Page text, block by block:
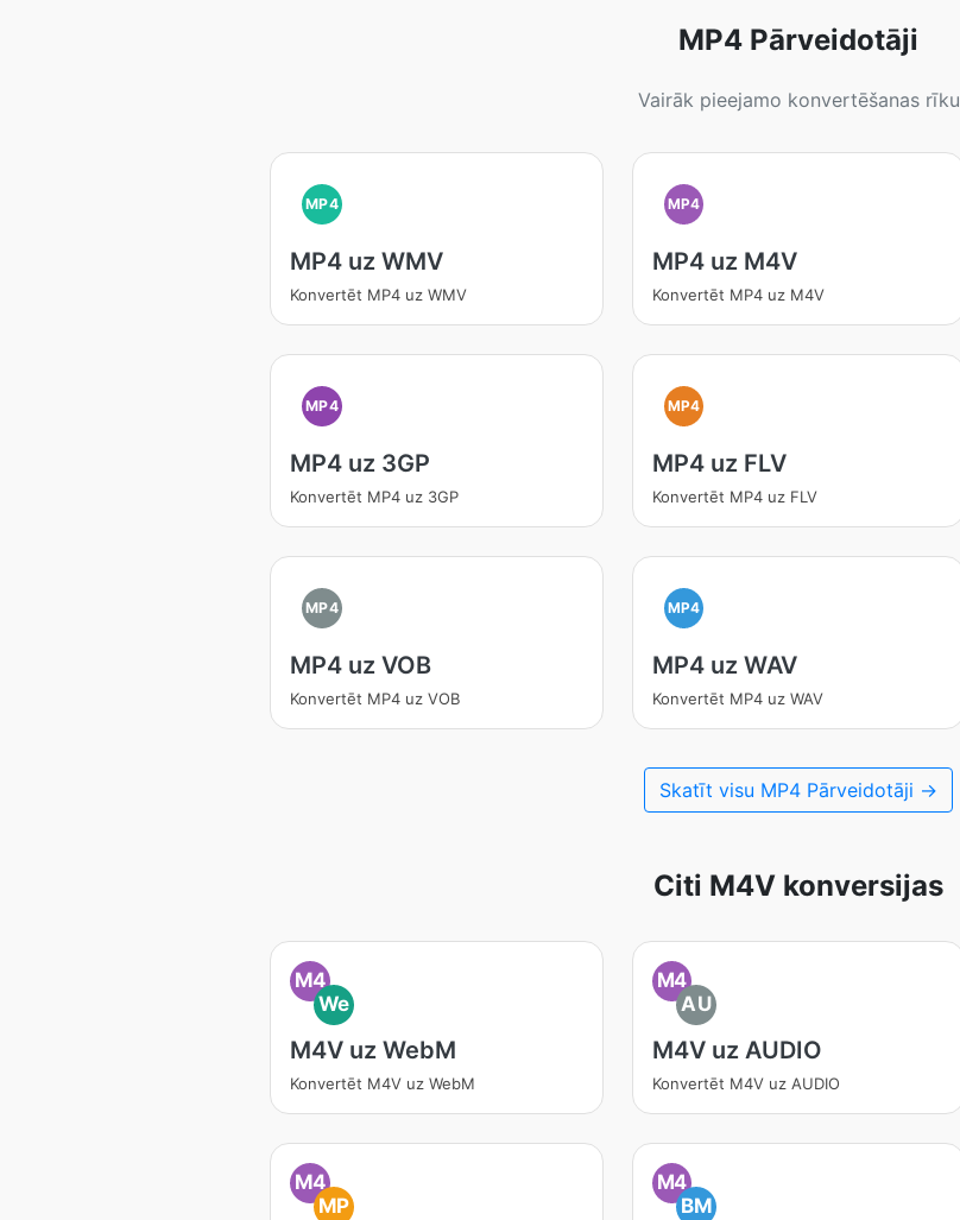
MP4 Pārveidotāji
Vairāk pieejamo konvertēšanas rīku
MP4
MP4 uz WMV
Konvertēt MP4 uz WMV
MP4
MP4 uz M4V
Konvertēt MP4 uz M4V
MP4
MP4 uz 3GP
Konvertēt MP4 uz 3GP
MP4
MP4 uz FLV
Konvertēt MP4 uz FLV
MP4
MP4 uz VOB
Konvertēt MP4 uz VOB
MP4
MP4 uz WAV
Konvertēt MP4 uz WAV
Skatīt visu MP4 Pārveidotāji →
Citi M4V konversijas
M4
We
M4V uz WebM
Konvertēt M4V uz WebM
M4
AU
M4V uz AUDIO
Konvertēt M4V uz AUDIO
M4
MP
M4
BM